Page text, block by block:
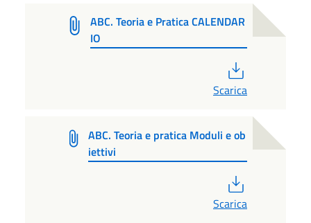
ABC. Teoria e Pratica CALENDAR
IO
Scarica
ABC. Teoria e pratica Moduli e ob
iettivi
Scarica